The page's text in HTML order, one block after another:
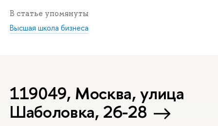
В статье упомянуты
Высшая школа бизнеса
119049, Москва, улица
Шаболовка, 26-28